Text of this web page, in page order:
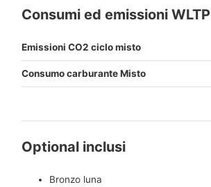
Consumi ed emissioni WLTP
Emissioni CO2 ciclo misto
Consumo carburante Misto
Optional inclusi
Bronzo luna